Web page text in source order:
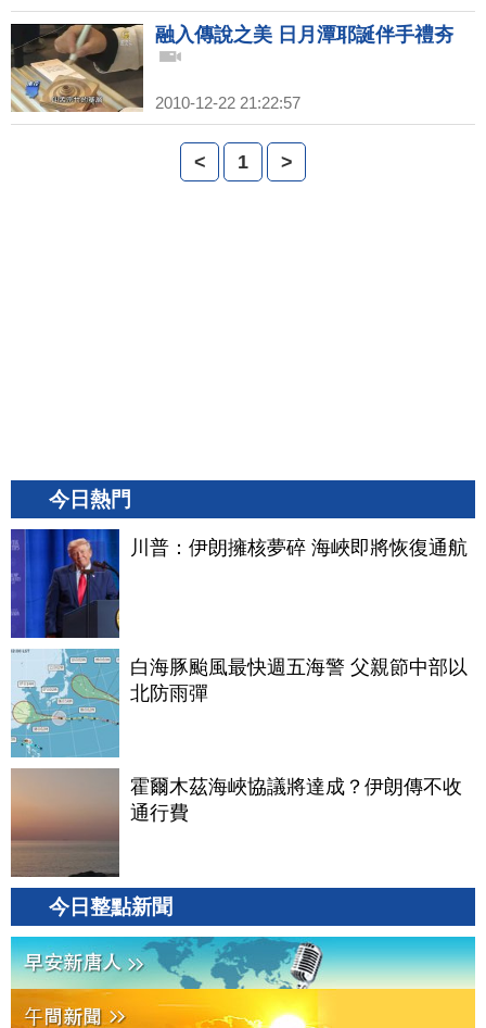
融入傳說之美 日月潭耶誕伴手禮夯
2010-12-22 21:22:57
< 1 >
今日熱門
川普：伊朗擁核夢碎 海峽即將恢復通航
白海豚颱風最快週五海警 父親節中部以
北防雨彈
霍爾木茲海峽協議將達成？伊朗傳不收
通行費
今日整點新聞